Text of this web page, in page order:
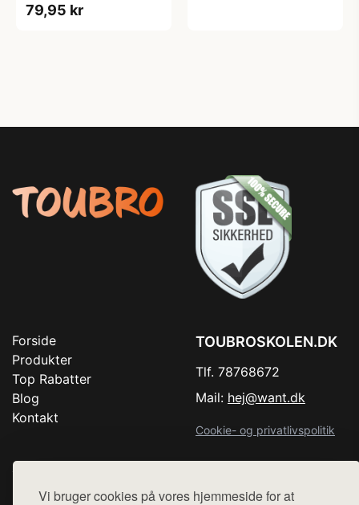
Vi bruger cookies på vores hjemmeside for at
79,95 kr
Forside
Produkter
Top Rabatter
Blog
Kontakt
TOUBROSKOLEN.DK
Tlf. 78768672
Mail: hej@want.dk
Cookie- og privatlivspolitik